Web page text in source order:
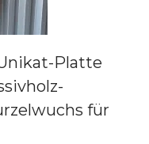
Platte
für